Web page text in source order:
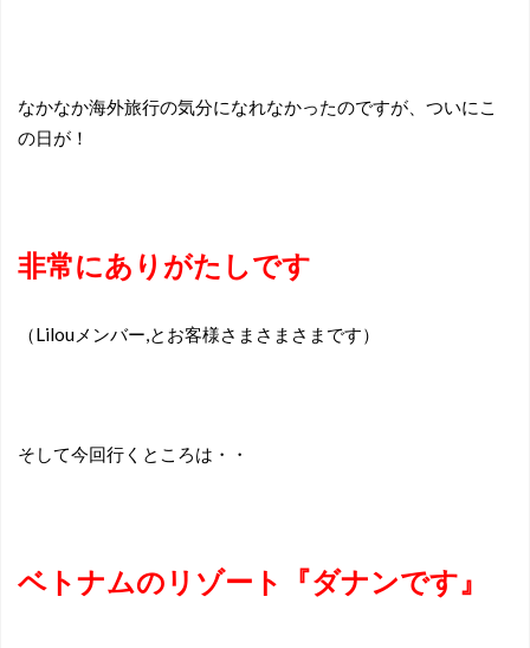
なかなか海外旅行の気分になれなかったのですが、ついにこ
の日が！
非常にありがたしです
（Lilouメンバー,とお客様さまさまさまです）
そして今回行くところは・・
ベトナムのリゾート『ダナンです』